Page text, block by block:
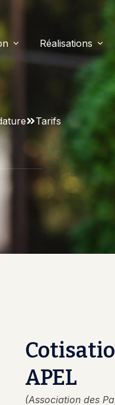
De Saint-Louis
Intérieur
Réalisations
Événements
Ateliers – Clubs
Sorties –
Galerie De
Tarifs
APEL
(Association des